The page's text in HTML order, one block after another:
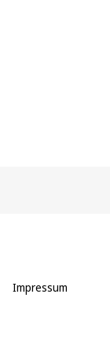
Impressum